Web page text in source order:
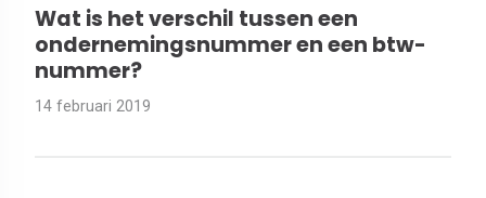
Wat is het verschil tussen een
ondernemingsnummer en een btw-
nummer?
14 februari 2019